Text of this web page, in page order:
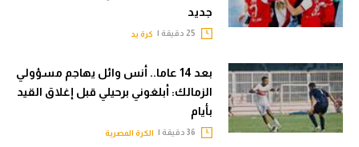
جديد
كرة يد
بعد 14 عاما.. أنس وائل يهاجم مسؤولي
الزمالك: أبلغوني برحيلي قبل إغلاق القيد
بأيام
الكرة المصرية